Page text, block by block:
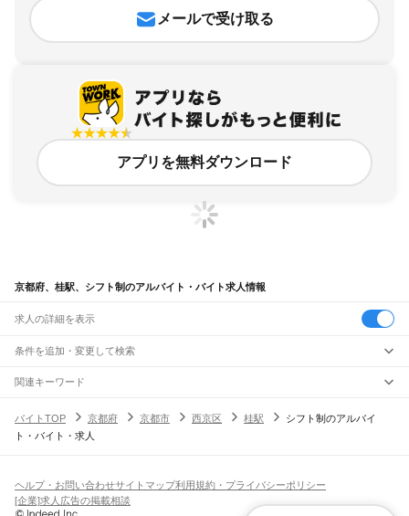
メールで受け取る
アプリを無料ダウンロード
京都府、桂駅、シフト制のアルバイト・バイト求人情報
求人の詳細を表示
条件を追加・変更して検索
市区町村を追加・変更
京都府すべて
京都市 すべて
京田辺市京丹後市南丹市木津川市乙訓郡久世郡綴喜郡相楽郡船井郡
駅を追加・変更
JR関西本線(亀山～加茂)
月ケ瀬口駅大河原駅笠置駅
職種を追加・変更
飲食・フードサービスすべて
ホールスタッフキッチンスタッフ
パン屋（ベーカリー）
バー（BAR）・バーテンダー
人気
日払いOK高校生歓迎 髪型・髪色自由
雇用形態を追加・変更
関連キーワード
バイトTOP
京都府 京都市 西京区 桂駅
シフト制のアルバイ
ト・バイト・求人
ヘルプ・お問い合わせサイトマップ利用規約・プライバシーポリシー
[企業]求人広告の掲載相談